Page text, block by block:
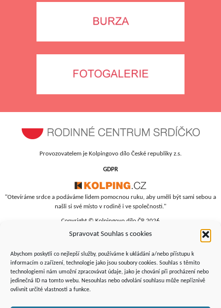
Spravovat Souhlas s cookies
Abychom poskytli co nejlepší služby, používáme k ukládání a/nebo přístupu k
informacím o zařízení, technologie jako jsou soubory cookies. Souhlas s těmito
technologiemi nám umožní zpracovávat údaje, jako je chování při procházení nebo
jedinečná ID na tomto webu. Nesouhlas nebo odvolání souhlasu může nepříznivě
ovlivnit určité vlastnosti a funkce.
Provozovatelem je Kolpingovo dílo České republiky z.s.
GDPR
"Otevíráme srdce a podáváme lidem pomocnou ruku, aby uměli být sami sebou a
našli si své místo v rodině i ve společnosti."
Copyright © Kolpingovo dílo ČR 2026
Studentská 4
budova polikliniky, 4. patro
Žďár nad Sázavou, 591 01
+420 566 690 135